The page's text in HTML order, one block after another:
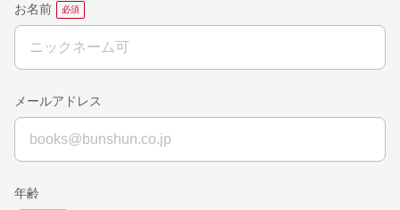
お名前
メールアドレス
年齢